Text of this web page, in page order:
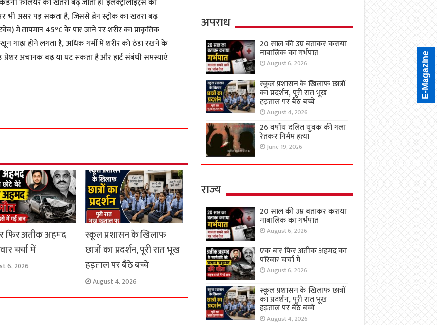
फेलियर का खतरा बढ़ जाता है। इलेक्ट्रोलाइट्स का
भी असर पड़ सकता है, जिससे ब्रेन स्ट्रोक का खतरा बढ़
में तापमान 45°C के पार जाने पर शरीर का प्राकृतिक
होने लगता है, अधिक गर्मी में शरीर को ठंडा रखने के
अचानक बढ़ या घट सकता है और हार्ट संबंधी समस्याएं
फिर अतीक अहमद
चर्चा में
6, 2026
स्कूल प्रशासन के खिलाफ
छात्रों का प्रदर्शन, पूरी रात भूख
हड़ताल पर बैठे बच्चे
August 4, 2026
अपराध
20 साल की उम्र बताकर कराया
नाबालिक का गर्भपात
August 6, 2026
स्कूल प्रशासन के खिलाफ छात्रों
का प्रदर्शन, पूरी रात भूख
हड़ताल पर बैठे बच्चे
August 4, 2026
26 वर्षीय दलित युवक की गला
रेतकर निर्मम हत्या
June 19, 2026
राज्य
20 साल की उम्र बताकर कराया
नाबालिक का गर्भपात
August 6, 2026
एक बार फिर अतीक अहमद का
परिवार चर्चा में
August 6, 2026
स्कूल प्रशासन के खिलाफ छात्रों
का प्रदर्शन, पूरी रात भूख
हड़ताल पर बैठे बच्चे
August 4, 2026
E-Magazine